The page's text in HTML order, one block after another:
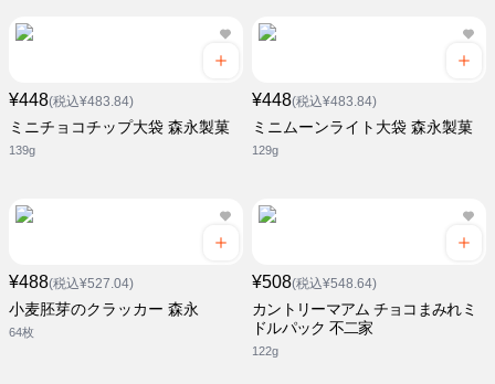
¥448(税込¥483.84)
ミニチョコチップ大袋 森永製菓
139g
¥448(税込¥483.84)
ミニムーンライト大袋 森永製菓
129g
¥488(税込¥527.04)
小麦胚芽のクラッカー 森永
64枚
¥508(税込¥548.64)
カントリーマアム チョコまみれミ
ドルパック 不二家
122g